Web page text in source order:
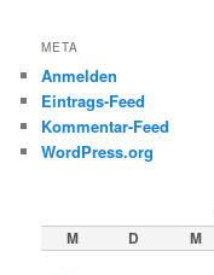
META
Anmelden
Eintrags-Feed
Kommentar-Feed
WordPress.org
M D M